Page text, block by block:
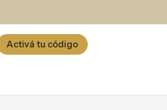
Activá tu código